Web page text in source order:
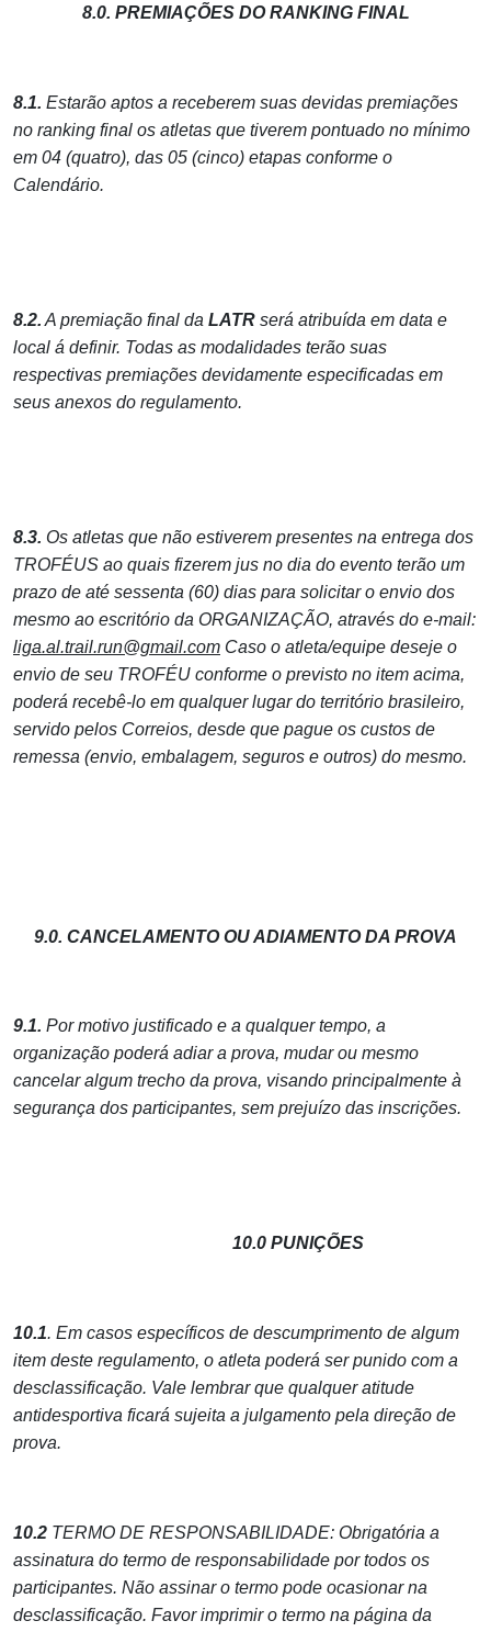
8.0. PREMIAÇÕES DO RANKING FINAL
8.1. Estarão aptos a receberem suas devidas premiações
no ranking final os atletas que tiverem pontuado no mínimo
em 04 (quatro), das 05 (cinco) etapas conforme o
Calendário.
8.2. A premiação final da LATR será atribuída em data e
local á definir. Todas as modalidades terão suas
respectivas premiações devidamente especificadas em
seus anexos do regulamento.
8.3. Os atletas que não estiverem presentes na entrega dos
TROFÉUS ao quais fizerem jus no dia do evento terão um
prazo de até sessenta (60) dias para solicitar o envio dos
mesmo ao escritório da ORGANIZAÇÃO, através do e-mail:
liga.al.trail.run@gmail.com Caso o atleta/equipe deseje o
envio de seu TROFÉU conforme o previsto no item acima,
poderá recebê-lo em qualquer lugar do território brasileiro,
servido pelos Correios, desde que pague os custos de
remessa (envio, embalagem, seguros e outros) do mesmo.
9.0. CANCELAMENTO OU ADIAMENTO DA PROVA
9.1. Por motivo justificado e a qualquer tempo, a
organização poderá adiar a prova, mudar ou mesmo
cancelar algum trecho da prova, visando principalmente à
segurança dos participantes, sem prejuízo das inscrições.
10.0 PUNIÇÕES
10.1. Em casos específicos de descumprimento de algum
item deste regulamento, o atleta poderá ser punido com a
desclassificação. Vale lembrar que qualquer atitude
antidesportiva ficará sujeita a julgamento pela direção de
prova.
10.2 TERMO DE RESPONSABILIDADE: Obrigatória a
assinatura do termo de responsabilidade por todos os
participantes. Não assinar o termo pode ocasionar na
desclassificação. Favor imprimir o termo na página da